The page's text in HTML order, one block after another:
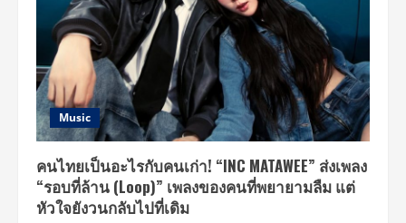
Music
คนไทยเป็นอะไรกับคนเก่า! “INC MATAWEE” ส่งเพลง
“รอบที่ล้าน (Loop)” เพลงของคนที่พยายามลืม แต่
หัวใจยังวนกลับไปที่เดิม